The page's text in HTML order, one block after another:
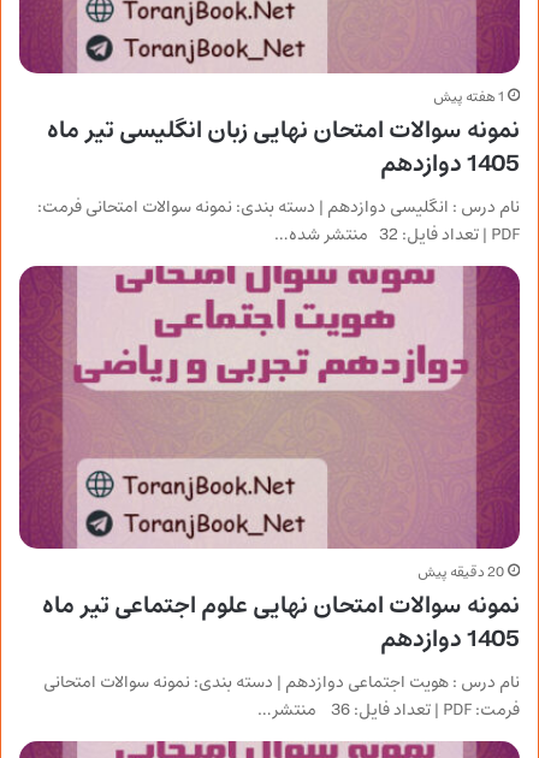
1 هفته پیش
نمونه سوالات امتحان نهایی زبان انگلیسی تیر ماه
1405 دوازدهم
نام درس : انگلیسی دوازدهم | دسته بندی: نمونه سوالات امتحانی فرمت:
PDF | تعداد فایل: 32 منتشر شده…
20 دقیقه پیش
نمونه سوالات امتحان نهایی علوم اجتماعی تیر ماه
1405 دوازدهم
نام درس : هویت اجتماعی دوازدهم | دسته بندی: نمونه سوالات امتحانی
فرمت: PDF | تعداد فایل: 36 منتشر…